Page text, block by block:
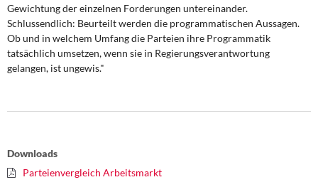
Gewichtung der einzelnen Forderungen untereinander.
Schlussendlich: Beurteilt werden die programmatischen Aussagen.
Ob und in welchem Umfang die Parteien ihre Programmatik
tatsächlich umsetzen, wenn sie in Regierungsverantwortung
gelangen, ist ungewis."
Downloads
Parteienvergleich Arbeitsmarkt